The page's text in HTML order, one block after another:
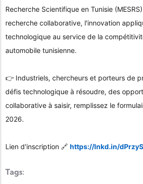
Recherche Scientifique en Tunisie
recherche collaborative, l'innovation
technologique au service de la
automobile tunisienne.
👉 Industriels, chercheurs et porteurs de
défis technologique à résoudre, des
collaborative à saisir, remplissez le
2026.
Lien d'inscription 🔗 https://lnkd.in/
Tags: